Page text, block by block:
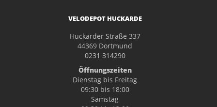
VELODEPOT HUCKARDE
Huckarder Straße 337
44369 Dortmund
0231 314290
Öffnungszeiten
Dienstag bis Freitag
09:30 bis 18:00
Samstag